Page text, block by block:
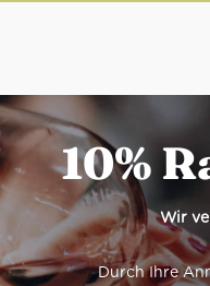
10%
Wir
Durch Ihre